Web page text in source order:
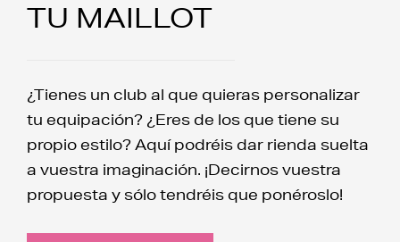
TU MAILLOT
¿Tienes un club al que quieras personalizar
tu equipación? ¿Eres de los que tiene su
propio estilo? Aquí podréis dar rienda suelta
a vuestra imaginación. ¡Decirnos vuestra
propuesta y sólo tendréis que ponéroslo!